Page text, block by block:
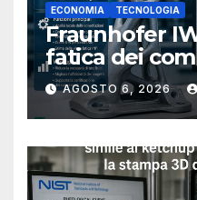
ECONOMIA TECNOLOGIA
Fraunhofer
fatica dei
metallici
AGOSTO 6, 2026